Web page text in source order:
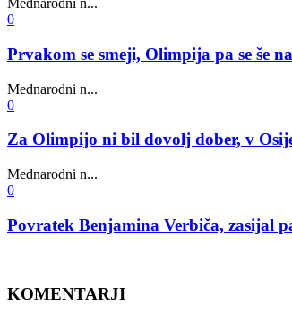
Mednarodni n...
0
Prvakom se smeji, Olimpija pa se še
Mednarodni n...
0
Za Olimpijo ni bil dovolj dober, v
Mednarodni n...
0
Povratek Benjamina Verbiča, zasijal
KOMENTARJI